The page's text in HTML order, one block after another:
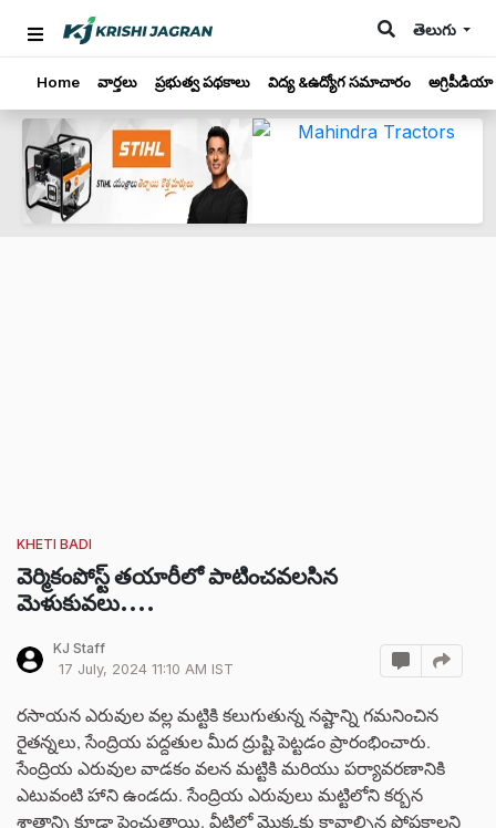
తెలుగు
Home వార్తలు ప్రభుత్వ పథకాలు విద్య &ఉద్యోగ సమాచారం అగ్రిపీడియా
KHETI BADI
వెర్మికంపోస్ట్ తయారీలో పాటించవలసిన
మెళుకువలు....
KJ Staff
17 July, 2024 11:10 AM IST
రసాయన ఎరువుల వల్ల మట్టికి కలుగుతున్న నష్టాన్ని గమనించిన
రైతన్నలు, సేంద్రియ పద్దతుల మీద ద్రుష్టి పెట్టడం ప్రారంభించారు.
సేంద్రియ ఎరువుల వాడకం వలన మట్టికి మరియు పర్యావరణానికి
ఎటువంటి హాని ఉండదు. సేంద్రియ ఎరువులు మట్టిలోని కర్బన
శాతాన్ని కూడా పెంచుతాయి. వీటిలో మొక్కకు కావాల్సిన పోషకాలని